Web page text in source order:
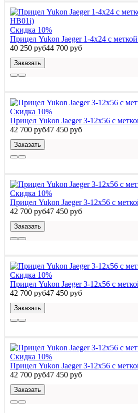
Скидка 10%
Прицел Yukon Jaeger 1-4x24 с
40 250 руб44 700 руб
Заказать
Скидка 10%
Прицел Yukon Jaeger 3-12x56 с
42 700 руб47 450 руб
Заказать
Скидка 10%
Прицел Yukon Jaeger 3-12x56 с
42 700 руб47 450 руб
Заказать
Скидка 10%
Прицел Yukon Jaeger 3-12x56 с
42 700 руб47 450 руб
Заказать
Скидка 10%
Прицел Yukon Jaeger 3-12x56 с
42 700 руб47 450 руб
Заказать